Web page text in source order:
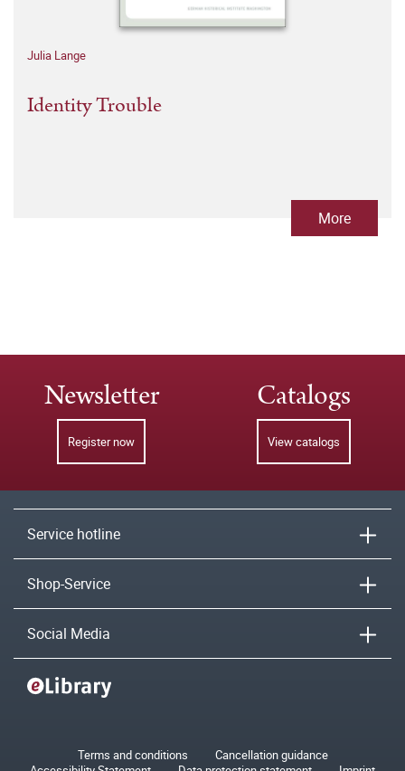
Julia Lange
Identity Trouble
More
Newsletter
Register now
Catalogs
View catalogs
Service hotline
Shop-Service
Social Media
Terms and conditions
Cancellation guidance